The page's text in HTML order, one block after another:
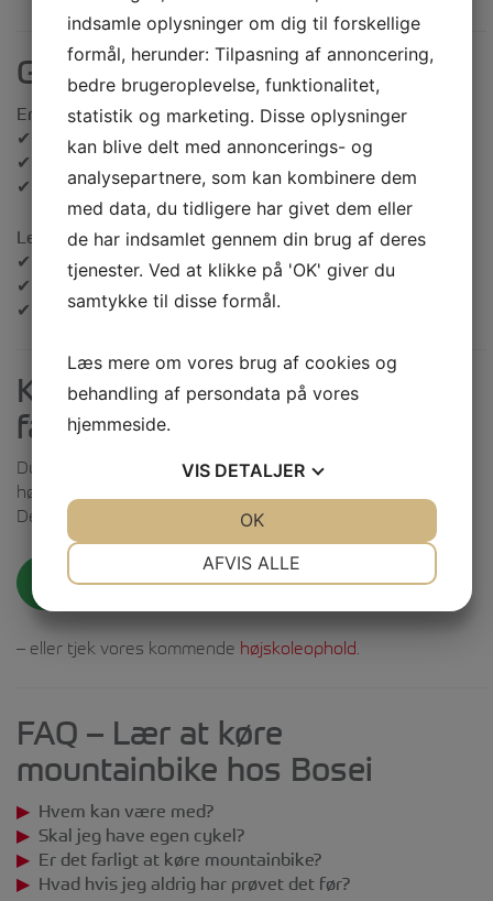
Gode råd til dig, der vil i gang
Er du ny?
✔ Start med balance og bremseteknik
✔ Lyt til kroppen – og lær i dit eget tempo
✔ Det vigtigste: Hav det sjovt!
Let øvet?
✔ Udforsk enduro og test dig selv teknisk
✔ Del erfaringer og støt de nye
✔ Find glæden i udviklingen, ikke i farten
Klar til at prøve mountainbike i
fagtemaet Friluftsliv?
Du kan lære mountainbike som en del af vores
højskoleophold.
Det kræver ingen erfaring – kun lysten til at prøve.
Kør MTB i Friluftsliv
– eller tjek vores kommende højskoleophold.
FAQ – Lær at køre
mountainbike hos Bosei
Hvem kan være med?
Skal jeg have egen cykel?
Er det farligt at køre mountainbike?
Hvad hvis jeg aldrig har prøvet det før?
indsamle oplysninger om dig til forskellige
formål, herunder: Tilpasning af annoncering,
bedre brugeroplevelse, funktionalitet,
statistik og marketing. Disse oplysninger
kan blive delt med annoncerings- og
analysepartnere, som kan kombinere dem
med data, du tidligere har givet dem eller
de har indsamlet gennem din brug af deres
tjenester. Ved at klikke på 'OK' giver du
samtykke til disse formål.
Læs mere om vores brug af cookies og
behandling af persondata på vores
hjemmeside.
VIS DETALJER
AFVIS ALLE
OK